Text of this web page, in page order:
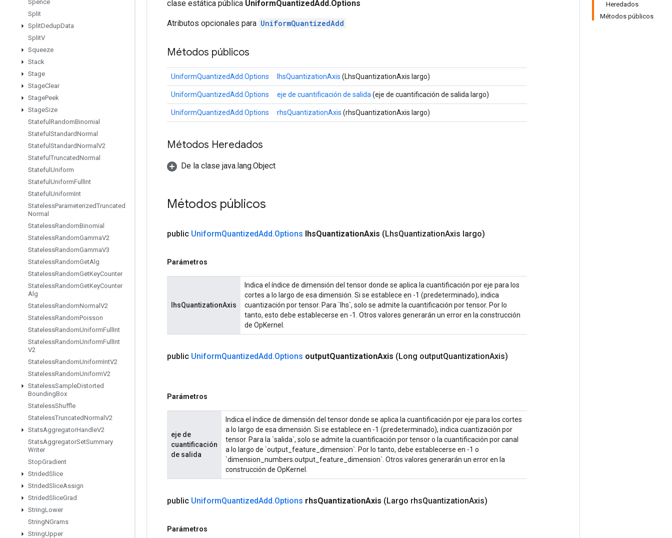
Spence
Split
SplitDedupData
SplitV
Squeeze
Stack
Stage
StageClear
StagePeek
StageSize
Stateful RandomBinomial
Stateful StandardNormal
Stateful StandardNormal V2
Stateful TruncatedNormal
Stateful Uniform
Stateful UniformFull Int
Stateful UniformInt
StatelessParameterizedTruncated
Normal
StatelessRandomBinomial
StatelessRandomGammaV2
StatelessRandomGammaV3
StatelessRandomGetAlg
StatelessRandomGetKeyCounter
StatelessRandomGetKeyCounter
Alg
StatelessRandomNormal V2
StatelessRandomPoisson
StatelessRandomUniformFull Int
StatelessRandomUniformFull Int
V2
StatelessRandomUniformIntV2
StatelessRandomUniformV2
StatelessSampleDistorted
BoundingBox
StatelessShuffle
StatelessTruncatedNormal V2
StatsAggregatorHandleV2
StatsAggregatorSetSummary
Writer
StopGradient
StridedSlice
StridedSliceAssign
StridedSliceGrad
StringLower
StringNGrams
StringUpper
Heredados
Métodos públicos
clase estática pública UniformQuantizedAdd.Options
Atributos opcionales para UniformQuantizedAdd
Métodos públicos
UniformQuantizedAdd.Options lhsQuantizationAxis (LhsQuantizationAxis largo)
UniformQuantizedAdd.Options eje de cuantificación de salida (eje de cuantificación de salida largo)
UniformQuantizedAdd.Options rhsQuantizationAxis (rhsQuantizationAxis largo)
Métodos Heredados
De la clase java.lang.Object
Métodos públicos
public UniformQuantizedAdd.Options lhsQuantizationAxis (LhsQuantizationAxis largo)
Parámetros
lhsQuantizationAxis
Indica el índice de dimensión del tensor donde se aplica la cuantificación por eje para los
cortes a lo largo de esa dimensión. Si se establece en -1 (predeterminado), indica
cuantización por tensor. Para `lhs`, solo se admite la cuantificación por tensor. Por lo
tanto, esto debe establecerse en -1. Otros valores generarán un error en la construcción
de OpKernel.
public UniformQuantizedAdd.Options outputQuantizationAxis (Long outputQuantizationAxis)
Parámetros
eje de
cuantificación
de salida
Indica el índice de dimensión del tensor donde se aplica la cuantificación por eje para los cortes
a lo largo de esa dimensión. Si se establece en -1 (predeterminado), indica cuantización por
tensor. Para la `salida`, solo se admite la cuantificación por tensor o la cuantificación por canal
a lo largo de `output_feature_dimension`. Por lo tanto, debe establecerse en -1 o
`dimension_numbers.output_feature_dimension`. Otros valores generarán un error en la
construcción de OpKernel.
public UniformQuantizedAdd.Options rhsQuantizationAxis (Largo rhsQuantizationAxis)
Parámetros